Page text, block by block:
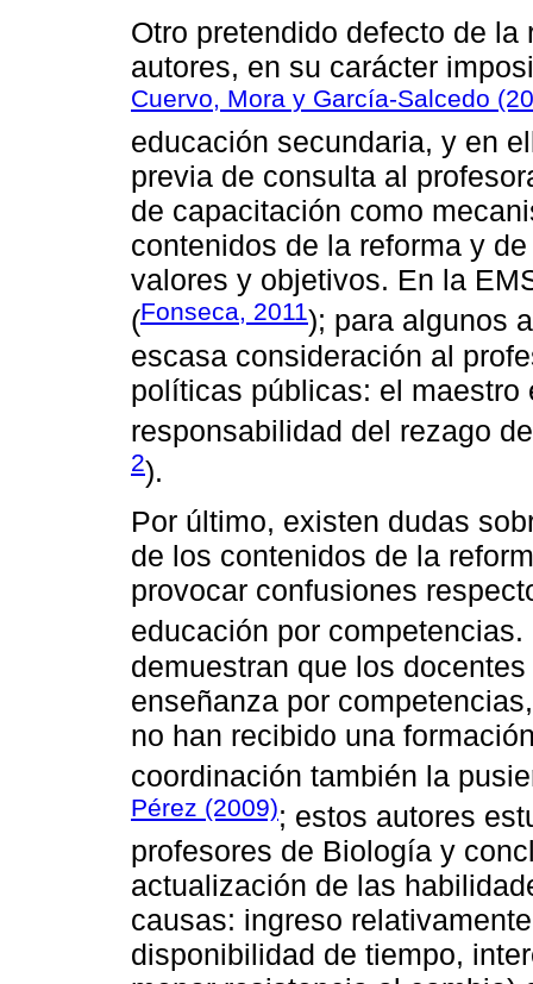
Otro pretendido defecto de
autores, en su carácter
Cuervo, Mora y García-Salcedo
educación secundaria, y en
previa de consulta al
de capacitación como
contenidos de la reforma y
valores y objetivos. En la
(Fonseca, 2011); para algunos
escasa consideración al
políticas públicas: el maestro
responsabilidad del rezago
2).
Por último, existen dudas
de los contenidos de la
provocar confusiones
educación por
demuestran que los
enseñanza por
no han recibido una
coordinación también la
Pérez (2009); estos autores
profesores de Biología y
actualización de las
causas: ingreso
disponibilidad de tiempo,